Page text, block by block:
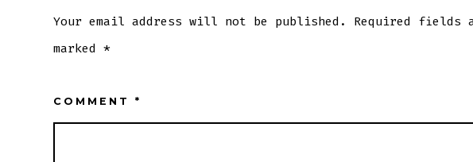
Your email address will not be published.
Required fields
marked *
COMMENT *